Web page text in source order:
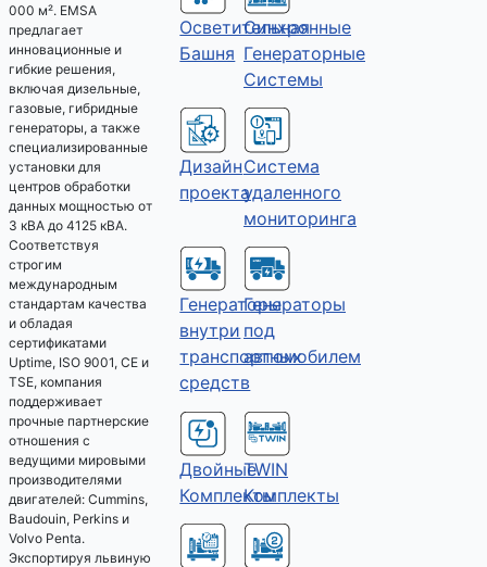
000 м². EMSA
предлагает
инновационные и
гибкие решения,
включая дизельные,
газовые, гибридные
генераторы, а также
специализированные
установки для
центров обработки
данных мощностью от
3 кВА до 4125 кВА.
Соответствуя
строгим
международным
стандартам качества
и обладая
сертификатами
Uptime, ISO 9001, CE и
TSE, компания
поддерживает
прочные партнерские
отношения с
ведущими мировыми
производителями
двигателей: Cummins,
Baudouin, Perkins и
Volvo Penta.
Экспортируя львиную
Осветительная
Башня
Синхронные
Генераторные
Системы
Дизайн
проекта
Система
удаленного
мониторинга
Генераторы
внутри
транспортных
средств
Генераторы
под
автомобилем
Двойные
Комплекты
TWIN
Комплекты